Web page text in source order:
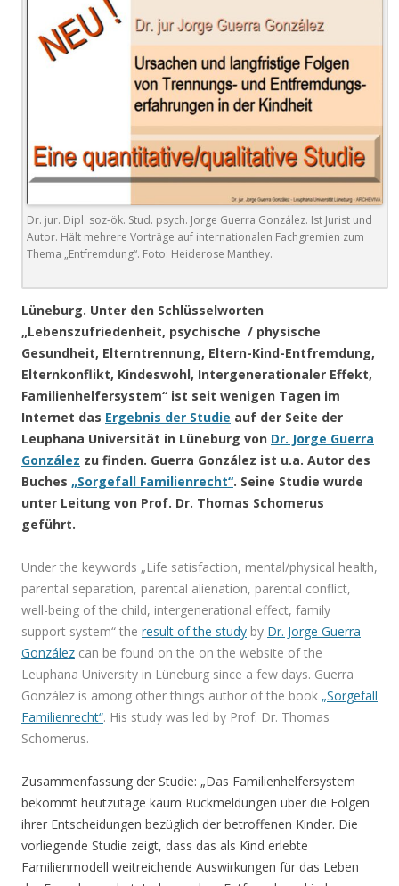
Dr. jur. Dipl. soz-ök. Stud. psych. Jorge Guerra González. Ist Jurist und
Autor. Hält mehrere Vorträge auf internationalen Fachgremien zum
Thema „Entfremdung“. Foto: Heiderose Manthey.
Lüneburg. Unter den Schlüsselworten
„Lebenszufriedenheit, psychische / physische
Gesundheit, Elterntrennung, Eltern-Kind-Entfremdung,
Elternkonflikt, Kindeswohl, Intergenerationaler Effekt,
Familienhelfersystem“ ist seit wenigen Tagen im
Internet das Ergebnis der Studie auf der Seite der
Leuphana Universität in Lüneburg von Dr. Jorge Guerra
González zu finden. Guerra González ist u.a. Autor des
Buches „Sorgefall Familienrecht“. Seine Studie wurde
unter Leitung von Prof. Dr. Thomas Schomerus
geführt.
Under the keywords „Life satisfaction, mental/physical health,
parental separation, parental alienation, parental conflict,
well-being of the child, intergenerational effect, family
support system“ the result of the study by Dr. Jorge Guerra
González can be found on the on the website of the
Leuphana University in Lüneburg since a few days. Guerra
González is among other things author of the book „Sorgefall
Familienrecht“. His study was led by Prof. Dr. Thomas
Schomerus.
Zusammenfassung der Studie: „Das Familienhelfersystem
bekommt heutzutage kaum Rückmeldungen über die Folgen
ihrer Entscheidungen bezüglich der betroffenen Kinder. Die
vorliegende Studie zeigt, dass das als Kind erlebte
Familienmodell weitreichende Auswirkungen für das Leben